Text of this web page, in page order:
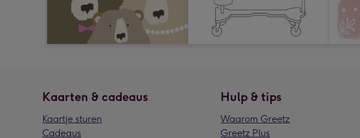
Kaarten & cadeaus
Kaartje sturen
Cadeaus
Hulp & tips
Waarom Greetz
Greetz Plus